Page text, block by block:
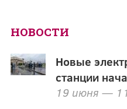
НОВОСТИ
Новые
станции
19 июня —